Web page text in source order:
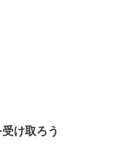
受け取ろう